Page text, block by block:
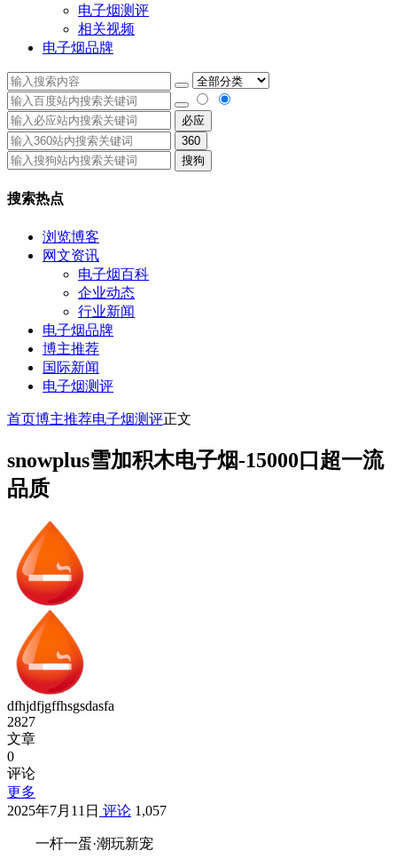
电子烟测评
相关视频
电子烟品牌
必应
360
搜狗
搜索热点
浏览博客
网文资讯
电子烟百科
企业动态
行业新闻
电子烟品牌
博主推荐
国际新闻
电子烟测评
首页博主推荐电子烟测评正文
snowplus雪加积木电子烟-15000口超一流
品质
dfhjdfjgffhsgsdasfa
2827
文章
0
评论
更多
2025年7月11日 评论 1,057
一杆一蛋·潮玩新宠